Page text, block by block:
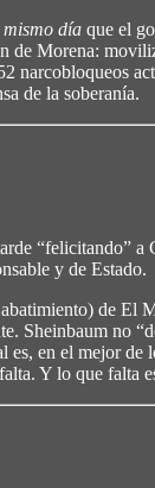
mismo día que el
de Morena:
narcobloqueos
de la soberanía.
“felicitando”
y de Estado.
de El
Sheinbaum
en el mejor
Y lo que falta